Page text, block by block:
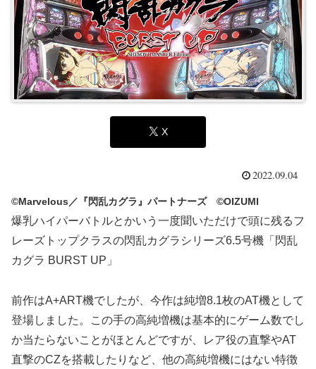
X
2022.09.04
©Marvelous／『閃乱カグラ』パートナーズ ©OIZUMI
爆乳ハイパーバトルとかいう一度聞いただけで頭に残るフ
レーズトップクラスの閃乱カグラシリーズ6.5号機「閃乱
カグラ BURST UP」
前作はA+ART機でしたが、今作は純増8.1枚のAT機として
登場しました。この手の高純増機は基本的にゲーム数でし
か当たらないことがほとんどですが、レア役の直撃やAT
直撃のCZを搭載したりなど、他の高純増機にはない特徴